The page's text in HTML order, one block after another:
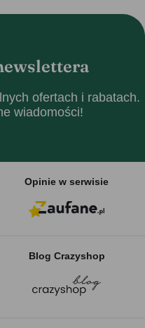
ofertach i rabatach.
wiadomości!
Opinie w serwisie
Blog Crazyshop